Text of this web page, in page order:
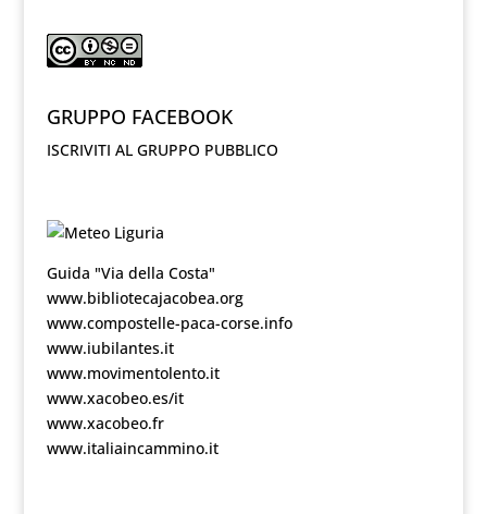
GRUPPO FACEBOOK
ISCRIVITI AL GRUPPO PUBBLICO
Guida "Via della Costa"
www.bibliotecajacobea.org
www.compostelle-paca-corse.info
www.iubilantes.it
www.movimentolento.it
www.xacobeo.es/it
www.xacobeo.fr
www.italiaincammino.it